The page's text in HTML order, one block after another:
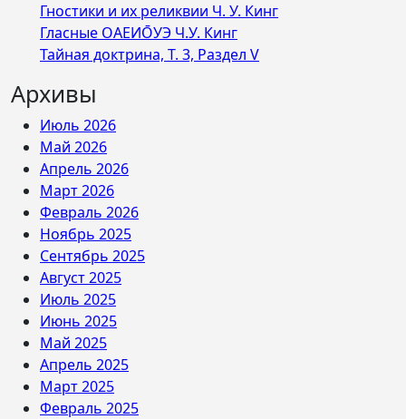
Гностики и их реликвии Ч. У. Кинг
Гласные ОАЕИО̄УЭ Ч.У. Кинг
Тайная доктрина, Т. 3, Раздел V
Архивы
Июль 2026
Май 2026
Апрель 2026
Март 2026
Февраль 2026
Ноябрь 2025
Сентябрь 2025
Август 2025
Июль 2025
Июнь 2025
Май 2025
Апрель 2025
Март 2025
Февраль 2025